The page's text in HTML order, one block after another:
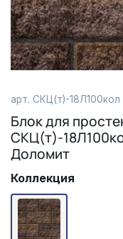
арт. СКЦ(т)-
Блок для
СКЦ(т)-
Доломит
Коллекция